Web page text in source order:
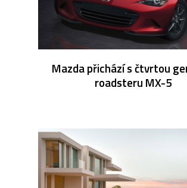
Mazda přichází s čtvrtou
roadsteru MX-5